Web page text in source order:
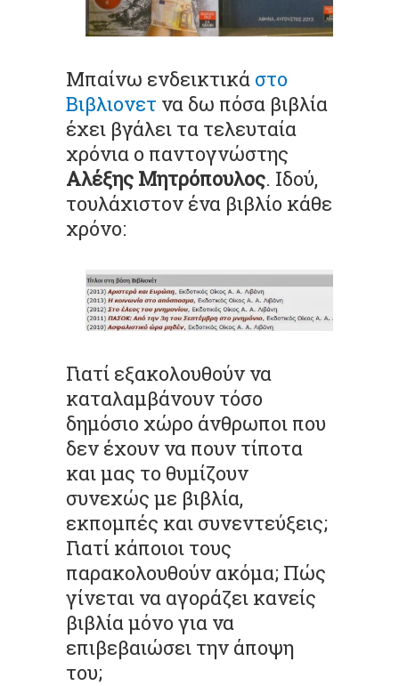
Μπαίνω ενδεικτικά στο
Βιβλιονετ να δω πόσα βιβλία
έχει βγάλει τα τελευταία
χρόνια ο παντογνώστης
Αλέξης Μητρόπουλος. Ιδού,
τουλάχιστον ένα βιβλίο κάθε
χρόνο:
Γιατί εξακολουθούν να
καταλαμβάνουν τόσο
δημόσιο χώρο άνθρωποι που
δεν έχουν να πουν τίποτα
και μας το θυμίζουν
συνεχώς με βιβλία,
εκπομπές και συνεντεύξεις;
Γιατί κάποιοι τους
παρακολουθούν ακόμα; Πώς
γίνεται να αγοράζει κανείς
βιβλία μόνο για να
επιβεβαιώσει την άποψη
του;